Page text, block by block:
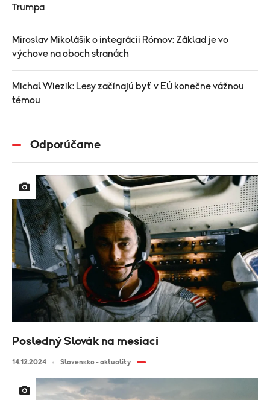
Trumpa
Miroslav Mikolášik o integrácii Rómov: Základ je vo
výchove na oboch stranách
Michal Wiezik: Lesy začínajú byť v EÚ konečne vážnou
témou
Odporúčame
Posledný Slovák na mesiaci
14.12.2024 Slovensko - aktuality